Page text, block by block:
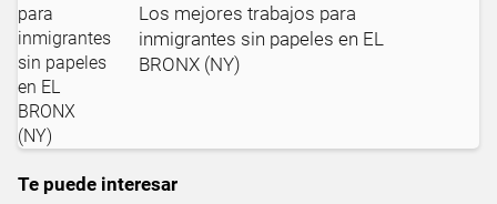
Los mejores trabajos para
inmigrantes sin papeles en EL
BRONX (NY)
Te puede interesar